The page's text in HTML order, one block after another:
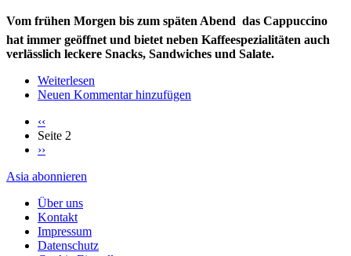
Vom frühen Morgen bis zum späten Abend  das Cappuccino
hat immer geöffnet und bietet neben Kaffeespezialitäten auch
verlässlich leckere Snacks, Sandwiches und Salate.
Weiterlesen
Cappuccino
Neuen Kommentar hinzufügen
Seitennummerierung
Vorherige
Seite
‹‹
Seite 2
Nächste
››
Asia abonnieren
Über uns
Kontakt
Impressum
Datenschutz